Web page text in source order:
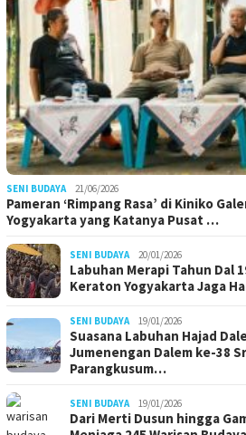
SENI BUDAYA 21/06/2026
Pameran ‘Rimpang Rasa’ di Kiniko
Yogyakarta yang Katanya Pusat …
SENI BUDAYA 20/01/2026
Labuhan Merapi Tahun Dal
Keraton Yogyakarta Jaga
SENI BUDAYA 19/01/2026
Suasana Labuhan Hajad
Jumenengan Dalem ke-38
Parangkusum…
SENI BUDAYA 19/01/2026
Dari Merti Dusun hingga